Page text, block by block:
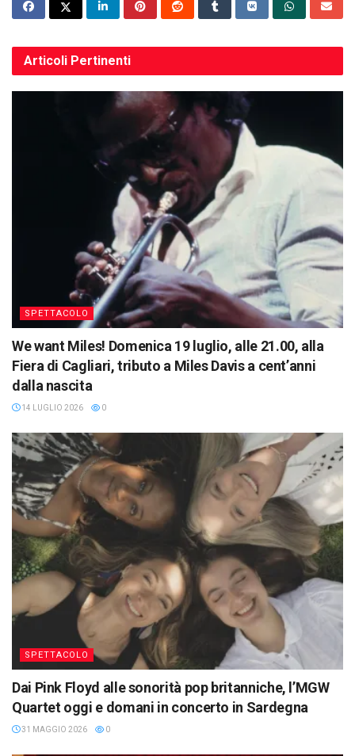
Articoli Pertinenti
SPETTACOLO
We want Miles! Domenica 19 luglio, alle 21.00, alla
Fiera di Cagliari, tributo a Miles Davis a cent’anni
dalla nascita
14 LUGLIO 2026 0
SPETTACOLO
Dai Pink Floyd alle sonorità pop britanniche, l’MGW
Quartet oggi e domani in concerto in Sardegna
31 MAGGIO 2026 0